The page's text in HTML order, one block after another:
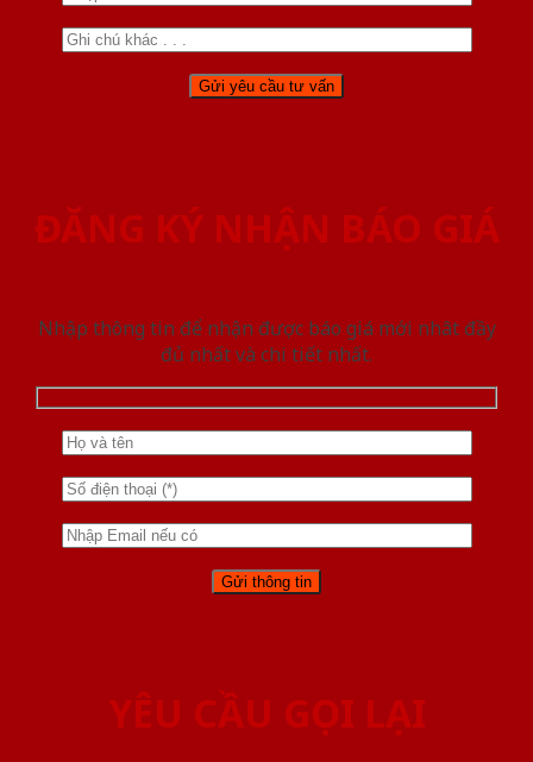
ĐĂNG KÝ NHẬN BÁO GIÁ
Nhập thông tin để nhận được báo giá mới nhât đầy
đủ nhất và chi tiết nhất.
YÊU CẦU GỌI LẠI